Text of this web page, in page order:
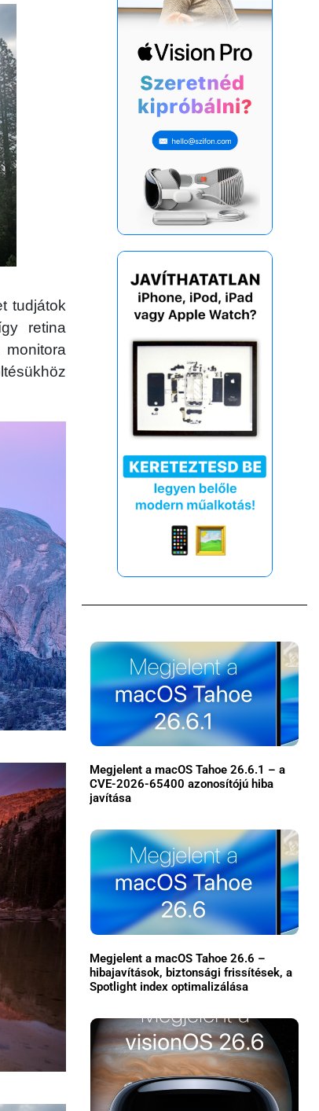
tudjátok
retina
Megjelent a macOS Tahoe 26.6.1 – a
CVE-2026-65400 azonosítójú hiba
javítása
Megjelent a macOS Tahoe 26.6 –
hibajavítások, biztonsági frissítések, a
Spotlight index optimalizálása
Főoldal
GYIK
Használt Apple